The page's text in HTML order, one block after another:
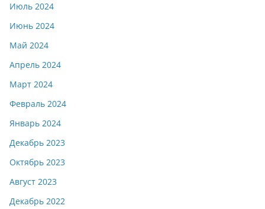
Июль 2024
Июнь 2024
Май 2024
Апрель 2024
Март 2024
Февраль 2024
Январь 2024
Декабрь 2023
Октябрь 2023
Август 2023
Декабрь 2022